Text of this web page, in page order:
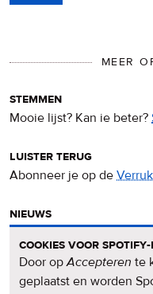
MEER
stemmen
Mooie lijst? Kan ie beter?
luister terug
Abonneer je op de
nieuws
nieuwsbrief
Meld je aan voor de
cookies voor
Door opAccepteren te
geplaatst en worden